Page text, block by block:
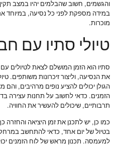
והגשמים, חשוב שהבלמים יהיו במצב
במידה מספקת לפני כל נסיעה, במיוחד
מוכרות.
טיולי סתיו עם
סתיו הוא הזמן המושלם לצאת לטיולים עם
את הנסיעה, וליצור זיכרונות משותפים.
הגולן יכולים להציע נופים מרהיבים, והם
הזמנים. כדאי לחשוב על תחנות עצירה
תרבותיים, שיכולים להעשיר את החוויה.
כמו כן, יש לתכנן את זמן היציאה
בטיול של יום אחד, כדאי להתחשב
למעמסה. תכנון מראש של לוח הזמנים